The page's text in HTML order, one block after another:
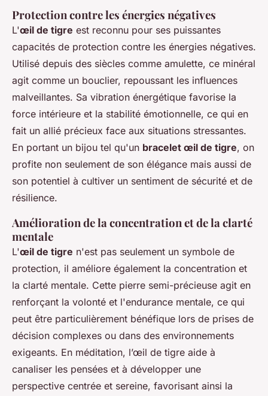
Protection contre les énergies négatives
L'œil de tigre est reconnu pour ses puissantes
capacités de protection contre les énergies négatives.
Utilisé depuis des siècles comme amulette, ce minéral
agit comme un bouclier, repoussant les influences
malveillantes. Sa vibration énergétique favorise la
force intérieure et la stabilité émotionnelle, ce qui en
fait un allié précieux face aux situations stressantes.
En portant un bijou tel qu'un bracelet œil de tigre, on
profite non seulement de son élégance mais aussi de
son potentiel à cultiver un sentiment de sécurité et de
résilience.
Amélioration de la concentration et de la clarté
mentale
L'œil de tigre n'est pas seulement un symbole de
protection, il améliore également la concentration et
la clarté mentale. Cette pierre semi-précieuse agit en
renforçant la volonté et l'endurance mentale, ce qui
peut être particulièrement bénéfique lors de prises de
décision complexes ou dans des environnements
exigeants. En méditation, l’œil de tigre aide à
canaliser les pensées et à développer une
perspective centrée et sereine, favorisant ainsi la